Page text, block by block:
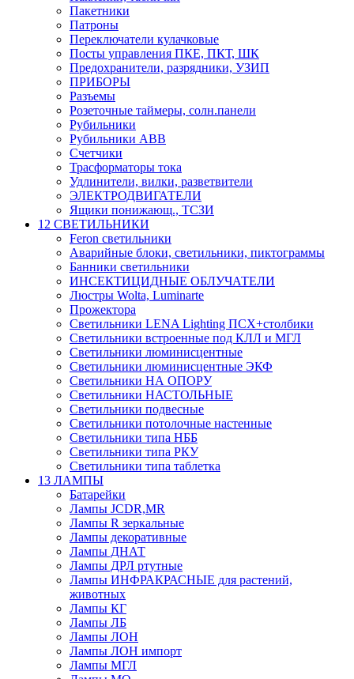
Пакетники
Патроны
Переключатели кулачковые
Посты управления ПКЕ, ПКТ, ШК
Предохранители, разрядники, УЗИП
ПРИБОРЫ
Разъемы
Розеточные таймеры, солн.панели
Рубильники
Рубильники ABB
Счетчики
Трасформаторы тока
Удлинители, вилки, разветвители
ЭЛЕКТРОДВИГАТЕЛИ
Ящики понижающ., ТСЗИ
12 СВЕТИЛЬНИКИ
Feron светильники
Аварийные блоки, светильники, пиктограммы
Банники светильники
ИНСЕКТИЦИДНЫЕ ОБЛУЧАТЕЛИ
Люстры Wolta, Luminarte
Прожектора
Светильники LENA Lighting ПСХ+столбики
Светильники встроенные под КЛЛ и МГЛ
Светильники люминисцентные
Светильники люминисцентные ЭКФ
Светильники НА ОПОРУ
Светильники НАСТОЛЬНЫЕ
Светильники подвесные
Светильники потолочные настенные
Светильники типа НББ
Светильники типа РКУ
Светильники типа таблетка
13 ЛАМПЫ
Батарейки
Лампы JCDR,MR
Лампы R зеркальные
Лампы декоративные
Лампы ДНАТ
Лампы ДРЛ ртутные
Лампы ИНФРАКРАСНЫЕ для растений,
животных
Лампы КГ
Лампы ЛБ
Лампы ЛОН
Лампы ЛОН импорт
Лампы МГЛ